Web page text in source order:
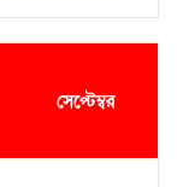
সেপ্টেম্বর